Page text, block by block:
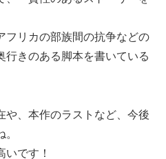
フリカの部族間の抗争などの
行きのある脚本を書いている
や、本作のラストなど、今後
です！